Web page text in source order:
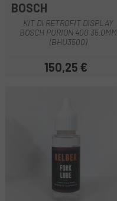
BOSCH
KIT DI RETROFIT DISPLAY
BOSCH PURION 400 35.0MM
(BHU3500)
Prezzo
150,25 €